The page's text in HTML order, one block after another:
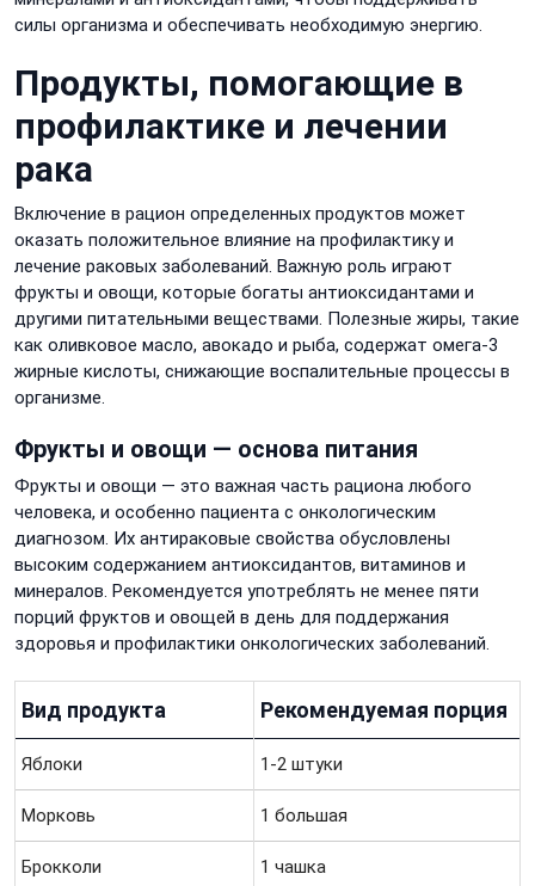
силы организма и обеспечивать необходимую энергию.
Продукты, помогающие в
профилактике и лечении
рака
Включение в рацион определенных продуктов может
оказать положительное влияние на профилактику и
лечение раковых заболеваний. Важную роль играют
фрукты и овощи, которые богаты антиоксидантами и
другими питательными веществами. Полезные жиры, такие
как оливковое масло, авокадо и рыба, содержат омега-3
жирные кислоты, снижающие воспалительные процессы в
организме.
Фрукты и овощи — основа питания
Фрукты и овощи — это важная часть рациона любого
человека, и особенно пациента с онкологическим
диагнозом. Их антираковые свойства обусловлены
высоким содержанием антиоксидантов, витаминов и
минералов. Рекомендуется употреблять не менее пяти
порций фруктов и овощей в день для поддержания
здоровья и профилактики онкологических заболеваний.
Вид продукта Рекомендуемая порция
Яблоки 1-2 штуки
Морковь 1 большая
Брокколи 1 чашка